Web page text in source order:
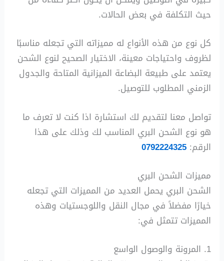
حيث التكلفة في بعض الحالات.
كل نوع من هذه الأنواع له مميزاته التي تجعله مناسبًا
لظروف واحتياجات معينة، الاختيار الصحيح لنوع الشحن
يعتمد على طبيعة البضاعة الميزانية المتاحة والجدول
الزمني المطلوب للتوصيل.
تواصل معنا لتقديم لك استشارة اذا كنت لا تعرف ما
هو نوع الشحن البري المناسب لك وذلك على هذا
الرقم:0792224325
مميزات الشحن البري
الشحن البري يحمل العديد من المميزات التي تجعله
خيارًا مفضلاً في مجال النقل واللوجستيات وهذه
المميزات تتمثل في:
1. المرونة والوصول الواسع